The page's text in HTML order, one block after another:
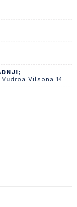
Vilsona 14